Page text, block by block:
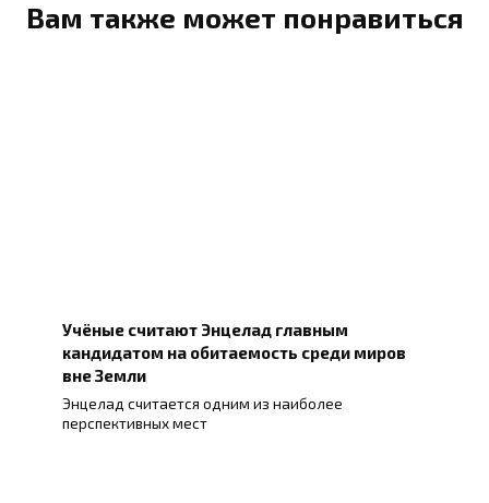
Вам также может понравиться
Учёные считают Энцелад главным
кандидатом на обитаемость среди миров
вне Земли
Энцелад считается одним из наиболее
перспективных мест